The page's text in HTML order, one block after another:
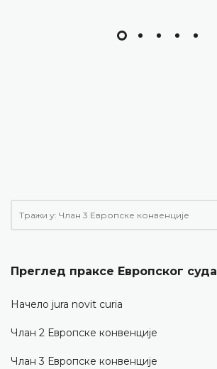
Преглед праксе Европског суда
Начело jura novit curia
Члан 2 Европске конвенције
Члан 3 Европске конвенције